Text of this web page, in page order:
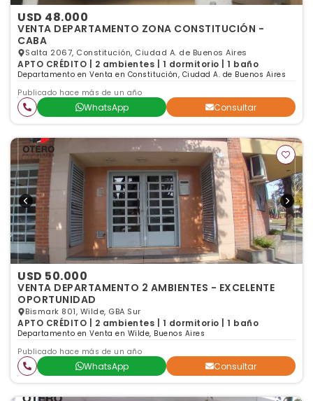
USD 48.000
VENTA DEPARTAMENTO ZONA CONSTITUCIÓN -
CABA
Salta 2067, Constitución, Ciudad A. de Buenos Aires
APTO CRÉDITO | 2 ambientes | 1 dormitorio | 1 baño
Departamento en Venta en Constitución, Ciudad A. de Buenos Aires
Publicado hace más de un año
WhatsApp Consultar
USD 50.000
VENTA DEPARTAMENTO 2 AMBIENTES - EXCELENTE
OPORTUNIDAD
Bismark 801, Wilde, GBA Sur
APTO CRÉDITO | 2 ambientes | 1 dormitorio | 1 baño
Departamento en Venta en Wilde, Buenos Aires
Publicado hace más de un año
WhatsApp Consultar